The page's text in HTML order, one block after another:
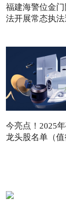
福建海警位金
法开展常态执
今亮点！2025
龙头股名单（